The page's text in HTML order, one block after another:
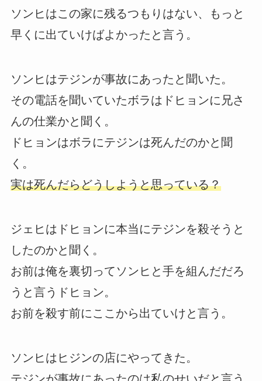
ソンヒはこの家に残るつもりはない、もっと
早くに出ていけばよかったと言う。
ソンヒはテジンが事故にあったと聞いた。
その電話を聞いていたボラはドヒョンに兄さ
んの仕業かと聞く。
ドヒョンはボラにテジンは死んだのかと聞
く。
実は死んだらどうしようと思っている？
ジェヒはドヒョンに本当にテジンを殺そうと
したのかと聞く。
お前は俺を裏切ってソンヒと手を組んだだろ
うと言うドヒョン。
お前を殺す前にここから出ていけと言う。
ソンヒはヒジンの店にやってきた。